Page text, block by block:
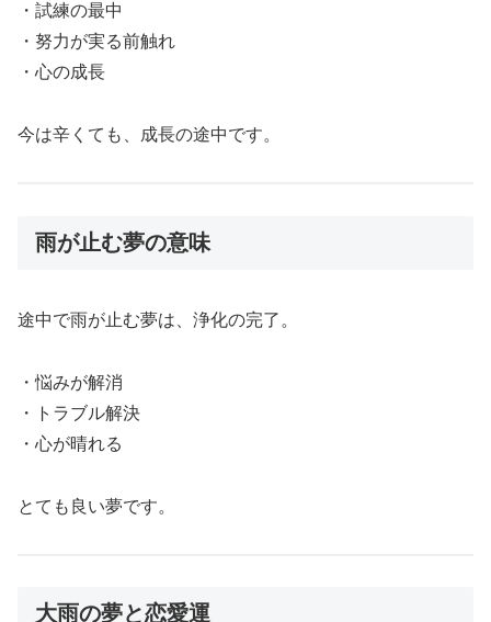
・試練の最中
・努力が実る前触れ
・心の成長
今は辛くても、成長の途中です。
雨が止む夢の意味
途中で雨が止む夢は、浄化の完了。
・悩みが解消
・トラブル解決
・心が晴れる
とても良い夢です。
大雨の夢と恋愛運